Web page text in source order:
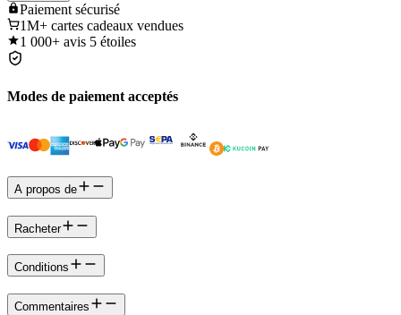
Paiement sécurisé
1M+ cartes cadeaux vendues
1 000+ avis 5 étoiles
Modes de paiement acceptés
A propos de
Racheter
Conditions
Commentaires